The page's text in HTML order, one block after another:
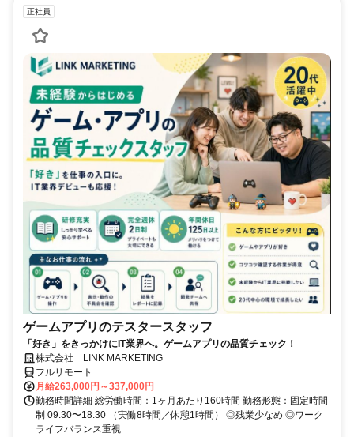
正社員
ゲームアプリのテスタースタッフ
「好き」をきっかけにIT業界へ。ゲームアプリの品質チェック！
株式会社 LINK MARKETING
フルリモート
月給263,000円～337,000円
勤務時間詳細 総労働時間：1ヶ月あたり160時間 勤務形態：固定時間
制 09:30〜18:30 （実働8時間／休憩1時間） ◎残業少なめ ◎ワーク
ライフバランス重視